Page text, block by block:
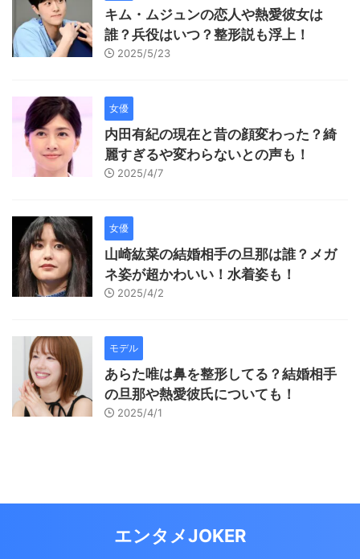
キム・ムジュンの恋人や熱愛彼女は
誰？兵役はいつ？整形説も浮上！
2025/5/23
女優
内田有紀の現在と昔の顔変わった？綺
麗すぎるや変わらないとの声も！
2025/4/7
女優
山崎紘菜の結婚相手の旦那は誰？メガ
ネ姿が超かわいい！水着姿も！
2025/4/2
モデル
あらた唯は鼻を整形してる？結婚相手
の旦那や熱愛彼氏についても！
2025/4/1
エンタメJOKER